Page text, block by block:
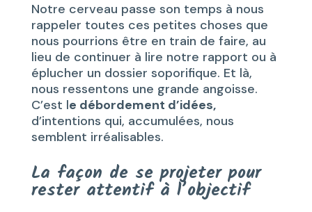
Notre cerveau passe son temps à nous
rappeler toutes ces petites choses que
nous pourrions être en train de faire, au
lieu de continuer à lire notre rapport ou à
éplucher un dossier soporifique. Et là,
nous ressentons une grande angoisse.
C’est le débordement d’idées,
d’intentions qui, accumulées, nous
semblent irréalisables.
La façon de se projeter pour
rester attentif à l’objectif